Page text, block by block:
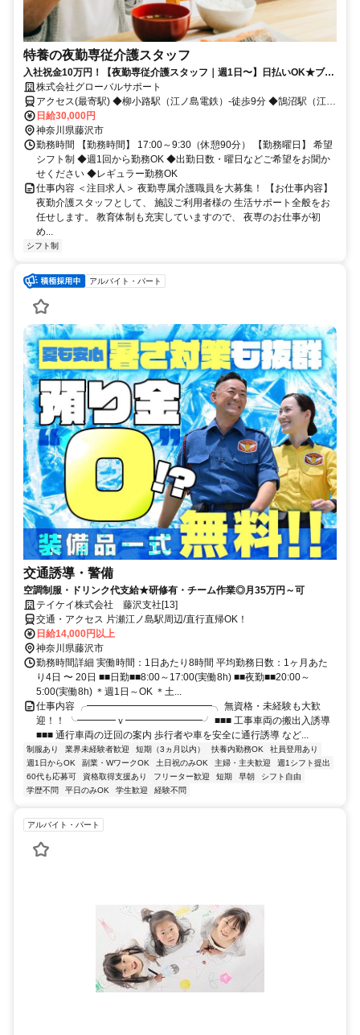
特養の夜勤専従介護スタッフ
入社祝金10万円！【夜勤専従介護スタッフ｜週1日〜】日払いOK★ブラ
ンクOK／Wワーク・扶養内OK／髪色自由
株式会社グローバルサポート
アクセス(最寄駅) ◆柳小路駅（江ノ島電鉄）-徒歩9分 ◆鵠沼駅（江ノ
島電鉄）-徒歩11分 ◆湘南海岸公園駅（江ノ島電鉄）-徒歩14分
日給30,000円
神奈川県藤沢市
勤務時間 【勤務時間】 17:00～9:30（休憩90分） 【勤務曜日】 希望
シフト制 ◆週1回から勤務OK ◆出勤日数・曜日などご希望をお聞か
せください ◆レギュラー勤務OK
仕事内容 ＜注目求人＞ 夜勤専属介護職員を大募集！ 【お仕事内容】
夜勤介護スタッフとして、 施設ご利用者様の 生活サポート全般をお
任せします。 教育体制も充実していますので、 夜専のお仕事が初
め...
シフト制
アルバイト・パート
交通誘導・警備
空調制服・ドリンク代支給★研修有・チーム作業◎月35万円～可
テイケイ株式会社 藤沢支社[13]
交通・アクセス 片瀬江ノ島駅周辺/直行直帰OK！
日給14,000円以上
神奈川県藤沢市
勤務時間詳細 実働時間：1日あたり8時間 平均勤務日数：1ヶ月あた
り4日 〜 20日 ■■日勤■■8:00～17:00(実働8h) ■■夜勤■■20:00～
5:00(実働8h) ＊週1日～OK ＊土...
仕事内容 ╭━━━━━━━━━━━━━╮ 無資格・未経験も大歓
迎！！ ╰━━━━ｖ━━━━━━━━╯ ■■■ 工事車両の搬出入誘導
■■■ 通行車両の迂回の案内 歩行者や車を安全に通行誘導 など...
制服あり 業界未経験者歓迎 短期（3ヵ月以内） 扶養内勤務OK
社員登用あり
週1日からOK
副業・WワークOK 土日祝のみOK 主婦・主夫歓迎
週1シフト提出
60代も応募可
資格取得支援あり フリーター歓迎 短期 早朝
シフト自由
学歴不問
平日のみOK 学生歓迎 経験不問
アルバイト・パート